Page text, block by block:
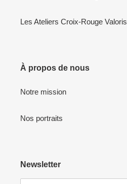
Les Ateliers Croix-Rouge Valoris
À propos de nous
Notre mission
Nos portraits
Newsletter